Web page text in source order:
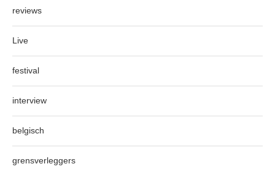
reviews
Live
festival
interview
belgisch
grensverleggers